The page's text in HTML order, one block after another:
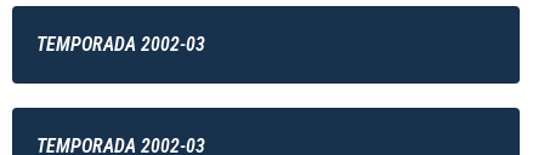
TEMPORADA 2002-03
TEMPORADA 2002-03